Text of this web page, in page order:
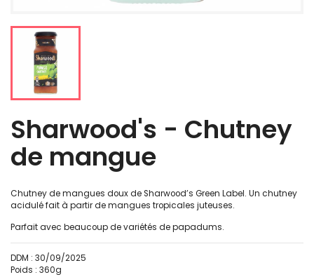
Sharwood's - Chutney
de mangue
Chutney de mangues doux de Sharwood’s Green Label. Un chutney
acidulé fait à partir de mangues tropicales juteuses.
Parfait avec beaucoup de variétés de papadums.
DDM : 30/09/2025
Poids : 360g